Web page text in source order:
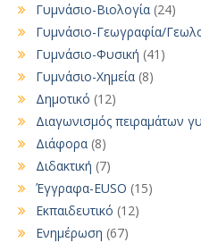
Γυμνάσιο-Βιολογία (24)
Γυμνάσιο-Γεωγραφία/
Γυμνάσιο-Φυσική (41)
Γυμνάσιο-Χημεία (8)
Δημοτικό (12)
Διαγωνισμός πειραμάτων
Διάφορα (8)
Διδακτική (7)
Έγγραφα-EUSO (15)
Εκπαιδευτικό (12)
Ενημέρωση (67)